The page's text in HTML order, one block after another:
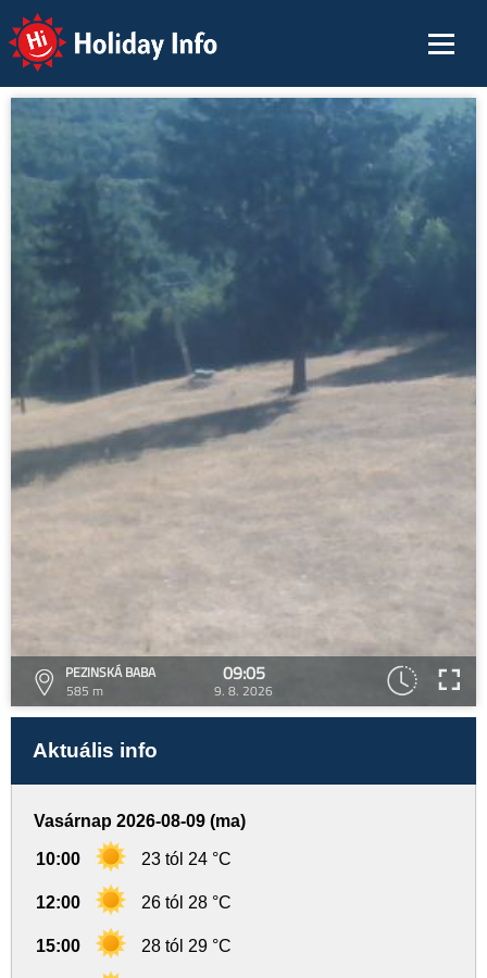
Holiday Info
PEZINSKÁ BABA
585 m
09:05
9. 8. 2026
Aktuális info
Vasárnap 2026-08-09 (ma)
10:00 23 tól 24 °C
12:00 26 tól 28 °C
15:00 28 tól 29 °C